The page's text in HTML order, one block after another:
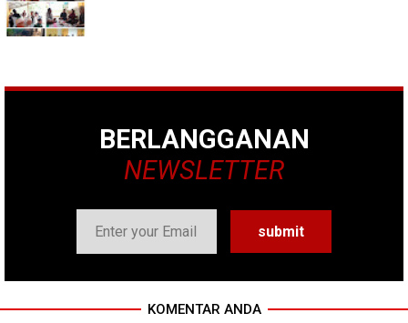
BERLANGGANAN
NEWSLETTER
KOMENTAR ANDA